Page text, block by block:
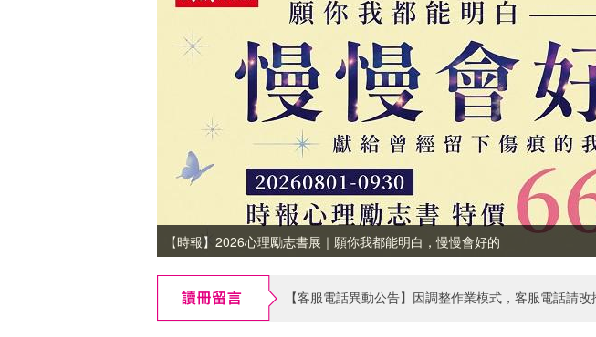
【時報】2026心理勵志書展｜願你我都能明白，慢慢會好的